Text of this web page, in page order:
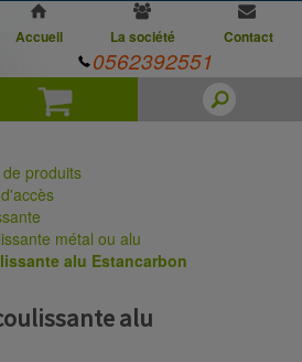
Panier
Accueil La société Contact
0562392551
produits
métal ou alu
alu Estancarbon
alu